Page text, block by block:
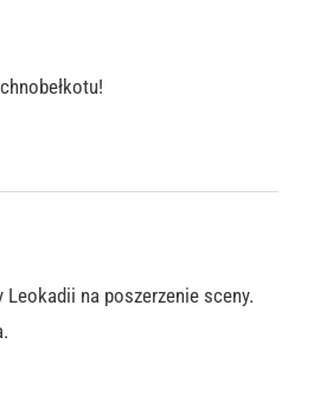
na poszerzenie sceny.